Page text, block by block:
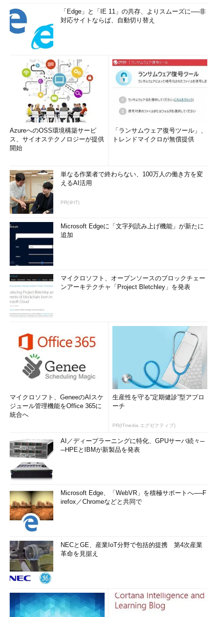
「Edge」と「IE 11」の共存、よりスムーズに──非
対応サイトならば、自動切り替え
AzureへのOSS環境構築サービ
ス、サイオステクノロジーが提供
開始
「ランサムウェア復号ツール」、
トレンドマイクロが無償提供
単なる作業者で終わらない、100万人の働き方を変
えるAI活用
PR(＠IT)
Microsoft Edgeに「文字列読み上げ機能」が新たに
追加
マイクロソフト、オープンソースのブロックチェー
ンアーキテクチャ「Project Bletchley」を発表
マイクロソフト、GeneeのAIスケ
ジュール管理機能をOffice 365に
統合へ
生産性を守る“定期健診”型アプロ
ーチ
PR(ITmedia エグゼクティブ)
AI／ディープラーニングに特化、GPUサーバ続々─
─HPEとIBMが新製品を発表
Microsoft Edge、「WebVR」を積極サポートへ──F
irefox／Chromeなどと共同で
NECとGE、産業IoT分野で包括的提携 第4次産業
革命を見据え